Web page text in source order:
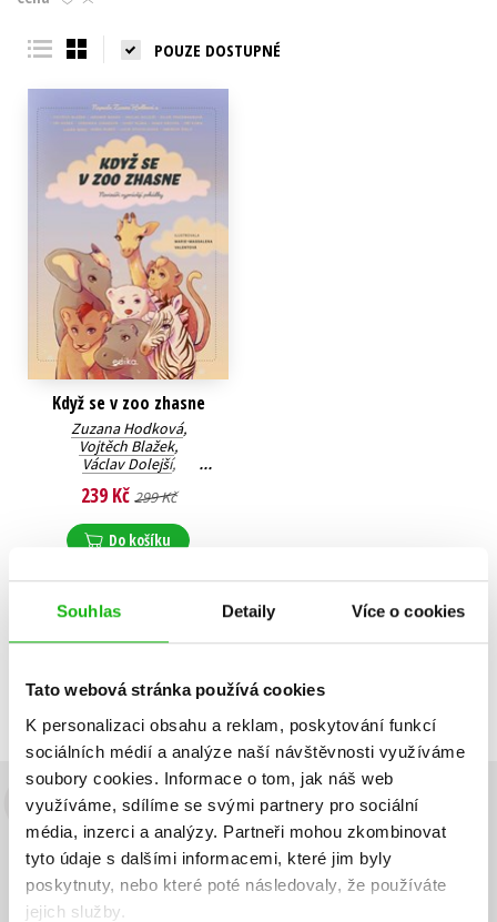
Souhlas Detaily Více o cookies
Tato webová stránka používá cookies
K personalizaci obsahu a reklam, poskytování funkcí
sociálních médií a analýze naší návštěvnosti využíváme
soubory cookies. Informace o tom, jak náš web
využíváme, sdílíme se svými partnery pro sociální
média, inzerci a analýzy. Partneři mohou zkombinovat
tyto údaje s dalšími informacemi, které jim byly
poskytnuty, nebo které poté následovaly, že používáte
jejich služby.
Young adult (SK)
POUZE DOSTUPNÉ
Když se v zoo zhasne
Zuzana Hodková,
Vojtěch Blažek,
Václav Dolejší,
Jiří Hošek, Janek Kroupa
Lucie Stuchlíková,
Luděk Mádl, Josef Klíma
Veronika Jonášová,
Janek Rubeš,
239 Kč 299 Kč
Do košíku
Předchozí 1 Další
Budete to vědět jako první!
Zajímá Vás, jaký knižní hit právě vychází, na jaké zboží je výhodná
sleva, jaká běží soutěž o ceny? Přihlášením k odběru našich e-
mailových novinek